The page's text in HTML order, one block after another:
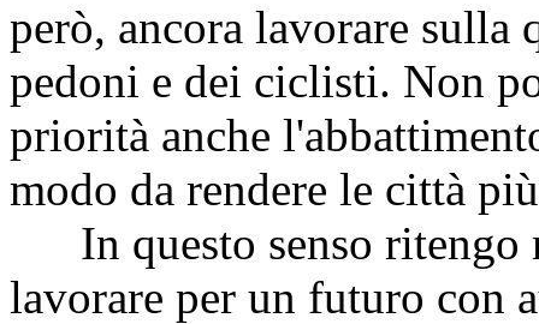
però, ancora lavorare sulla
pedoni e dei ciclisti. Non
priorità anche
modo da rendere le città
In questo senso ritengo
lavorare per un futuro con